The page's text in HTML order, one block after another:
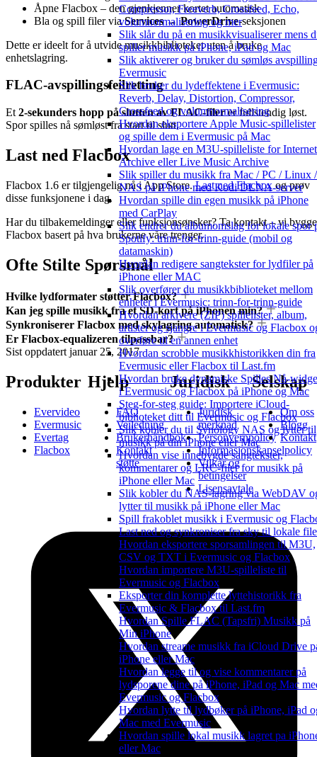
Compressor, Freeverb, Crossfeed, Echo,
volumnormalisering og mer
Slik slår du på en musikkvisualiserer mens
spiller musikk på iPhone, iPad og Mac
Slik aktiverer og bruker du sømløs
Evermusic
Slik bruker du lydeffektene i Evermusic:
Reverb, Delay, Distortion, Compressor,
Crossfeed og volumnormalisering
Hvordan eksportere Apple Music-spillelister
og spille dem i Evermusic på Mac
Hvordan lage en M3U-spilleliste for Internet
Archive eller Live Music Archive
Slik spiller du musikk fra Mac / PC / Linux /
NAS på iPhone med Kodi DLNA-server
Hvordan spille din egen musikk på iPhone
med CarPlay
Slik endrer du albumomslag for lokale spor
Spotify: trinn-for-trinn-guide (mobil og
datamaskin)
Hvordan redigere sangtekster for lydfiler på
iPhone eller MAC
Slik overfører du musikkbiblioteket mellom
enheter i Evermusic: trinn-for-trinn-guide
Hvordan arkivere (ZIP) spillelister, album,
artister og sjangre i Evermusic og Flacbox
overføre til en annen enhet
Hvordan scrobble musikkhistorikken din fra
Evermusic eller Flacbox til Last.fm
Hvordan bruke dynamiske Spilles Nå-
i Evermusic og Flacbox på iPhone og Mac
Steg-for-steg guide: Importere iCloud-
biblioteket ditt til Evermusic og Flacbox
Slik kobler du til Synology NAS og lytter til
musikk på din iPhone eller Mac
Hvordan vise innebygde sangtekster,
kommentarer og LRC-filer for musikk på
iPhone eller Mac
Slik kobler du NAS-lagring via WebDAV
lytter til musikk på iPhone eller Mac
Spill frakoblet musikk i Evermusic og
Last ned og synkroniser fra sky til lokale
Hvordan eksportere sporsamlingen til M3U,
CSV og TXT i Evermusic og Flacbox
Hvordan importere M3U-spilleliste til
Evermusic og Flacbox
Eksporter din komplette lyttehistorikk fra
Evermusic & Flacbox til Last.fm
Hvordan Spille FLAC (Tapsfri) Musikk på
Min iPhone
Hvordan streame musikk fra iCloud Drive
iPhone eller Mac
Hvordan legge til og vise kommentarer på
lydsporene dine på iPhone, iPad og Mac
Evermusic og Flacbox
Hvordan lytte til lydbøker på iPhone, iPad
Mac med Evermusic
Hvordan spille lokal musikk lagret pa
eller Mac
Åpne Flacbox – den gjenkjenner kortet automatisk
Bla og spill filer viaServices → PowerDrive-seksjonen
Dette er ideelt for å utvide musikkbiblioteket uten å bruke
enhetslagring.
FLAC-avspillingsfeilretting
Et 2-sekunders hopp på slutten av FLAC-filerer fullstendig løst.
Spor spilles nå sømløst fra start til slutt.
Last ned Flacbox
Flacbox 1.6 er tilgjengelig nå i App Store.Last ned Flacbox og prøv
disse funksjonene i dag.
Har du tilbakemeldinger eller funksjonsønsker? Ta kontakt – vi
Flacbox basert på hva brukerne våre trenger.
Ofte Stilte Spørsmål
Hvilke lydformater støtter Flacbox?
Kan jeg spille musikk fra et SD-kort på iPhonen min?
Synkroniserer Flacbox med skylagring automatisk?
Er Flacbox-equalizeren tilpassbar?
Sist oppdatert januar 25, 2017
Produkter
Evervideo
Evermusic
Evertag
Flacbox
Hjelp
FAQ
Veiledning
Brukerhåndbok
Kontakt
støtte
Juridisk
Juridisk
merknad
Personvernpolicy
Informasjonskapselpolicy
Vilkår og
betingelser
Lisensavtale
Selskap
Om oss
Blogg
Kontakt